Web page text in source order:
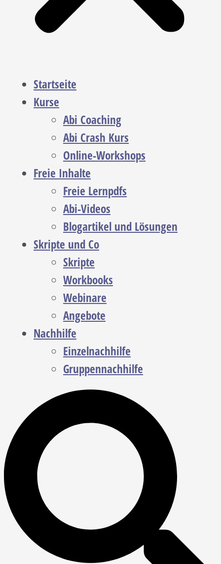
Startseite
Kurse
Abi Coaching
Abi Crash Kurs
Online-Workshops
Freie Inhalte
Freie Lernpdfs
Abi-Videos
Blogartikel und Lösungen
Skripte und Co
Skripte
Workbooks
Webinare
Angebote
Nachhilfe
Einzelnachhilfe
Gruppennachhilfe